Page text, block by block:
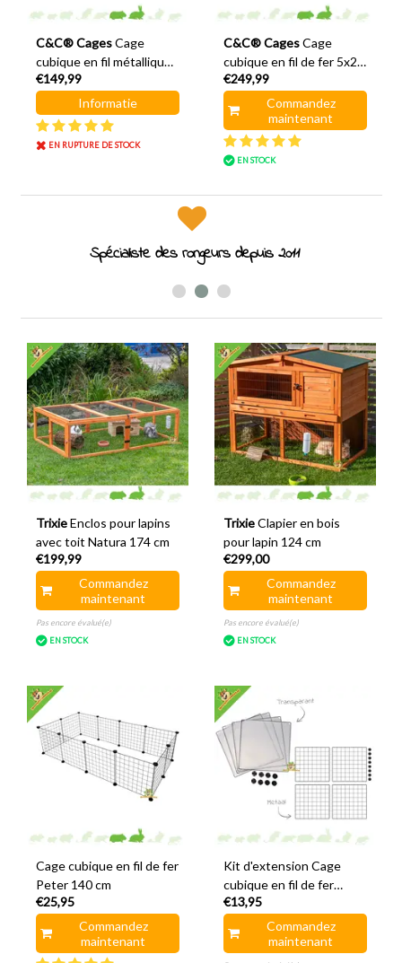
C&C® Cages Cage
cubique en fil métallique
5x2 - 180 x 75 cm
€149,99
Informatie
EN RUPTURE DE STOCK
C&C® Cages Cage
cubique en fil de fer 5x2 -
180 x 75 cm + mezzanine
2x2
€249,99
Commandez
maintenant
EN STOCK
Spécialiste des rongeurs depuis 2011
Trixie Enclos pour lapins
avec toit Natura 174 cm
€199,99
Commandez
maintenant
Pas encore évalué(e)
EN STOCK
Trixie Clapier en bois
pour lapin 124 cm
€299,00
Commandez
maintenant
Pas encore évalué(e)
EN STOCK
Cage cubique en fil de fer
Peter 140 cm
€25,95
Commandez
maintenant
Kit d'extension Cage
cubique en fil de fer
Peter
€13,95
Commandez
maintenant